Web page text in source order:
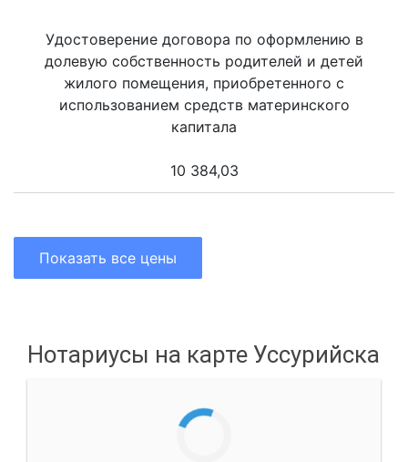
Удостоверение договора по оформлению в
долевую собственность родителей и детей
жилого помещения, приобретенного с
использованием средств материнского
капитала
10 384,03
Показать все цены
Нотариусы на карте Уссурийска